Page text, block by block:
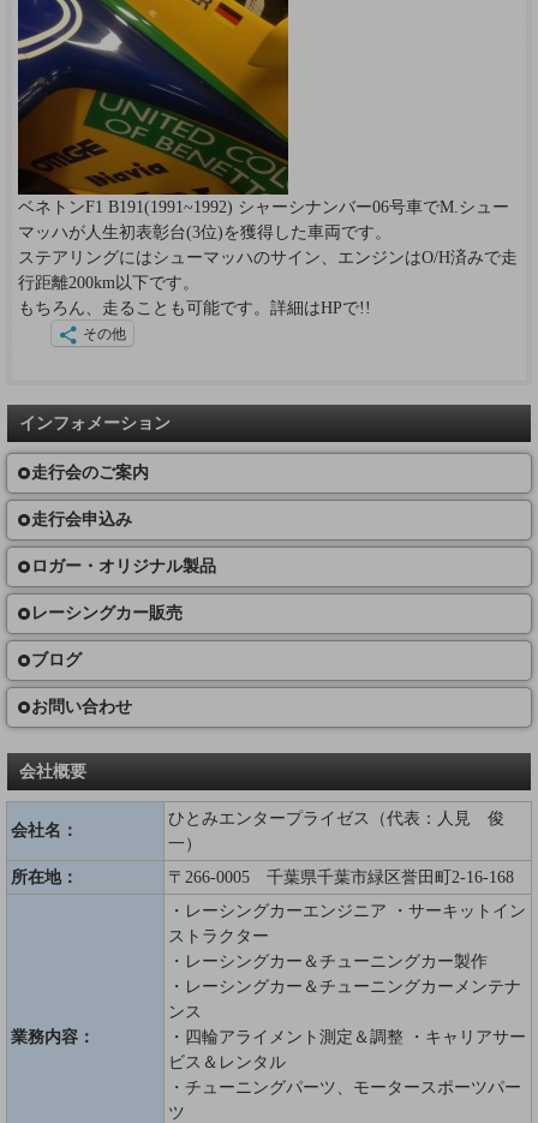
ベネトンF1 B191(1991~1992) シャーシナンバー06号車でM.シュー
マッハが人生初表彰台(3位)を獲得した車両です。
ステアリングにはシューマッハのサイン、エンジンはO/H済みで走
行距離200km以下です。
もちろん、走ることも可能です。詳細はHPで!!
その他
インフォメーション
走行会のご案内
走行会申込み
ロガー・オリジナル製品
レーシングカー販売
ブログ
お問い合わせ
会社概要
会社名：
ひとみエンタープライゼス（代表：人見 俊
一）
所在地：
〒266-0005 千葉県千葉市緑区誉田町2-16-168
業務内容：
・レーシングカーエンジニア ・サーキットイン
ストラクター
・レーシングカー＆チューニングカー製作
・レーシングカー＆チューニングカーメンテナ
ンス
・四輪アライメント測定＆調整 ・キャリアサー
ビス＆レンタル
・チューニングパーツ、モータースポーツパー
ツ